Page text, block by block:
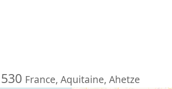
France, Aquitaine, Ahetze